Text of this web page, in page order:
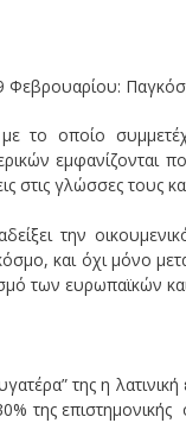
9 Φεβρουαρίου:
το οποίο
εμφανίζονται
γλώσσες τους
την
και όχι μόνο
των
της η
της